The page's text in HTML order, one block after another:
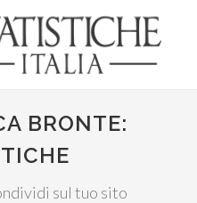
BRONTE:
sul tuo sito